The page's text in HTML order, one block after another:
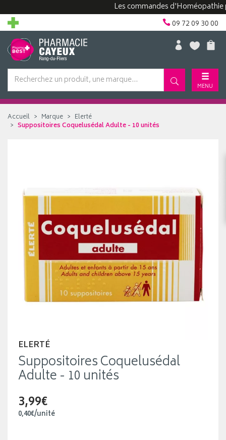
Les commandes d'Homéopathie
09 72 09 30 00
MENU
Accueil Marque
Elerté
Suppositoires Coquelusédal Adulte - 10 unités
ELERTÉ
Suppositoires Coquelusédal
Adulte - 10 unités
3,99€
0,40€/unité